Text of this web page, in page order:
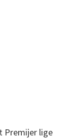
Premijer lige